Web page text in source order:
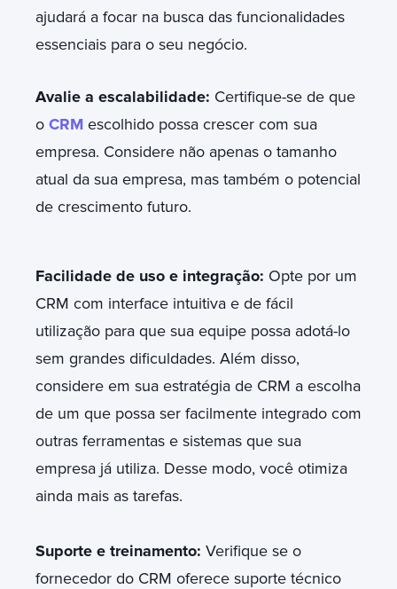
ajudará a focar na busca das funcionalidades
essenciais para o seu negócio.
Avalie a escalabilidade: Certifique-se de que
o CRM escolhido possa crescer com sua
empresa. Considere não apenas o tamanho
atual da sua empresa, mas também o potencial
de crescimento futuro.
Facilidade de uso e integração: Opte por um
CRM com interface intuitiva e de fácil
utilização para que sua equipe possa adotá-lo
sem grandes dificuldades. Além disso,
considere em sua estratégia de CRM a escolha
de um que possa ser facilmente integrado com
outras ferramentas e sistemas que sua
empresa já utiliza. Desse modo, você otimiza
ainda mais as tarefas.
Suporte e treinamento: Verifique se o
fornecedor do CRM oferece suporte técnico